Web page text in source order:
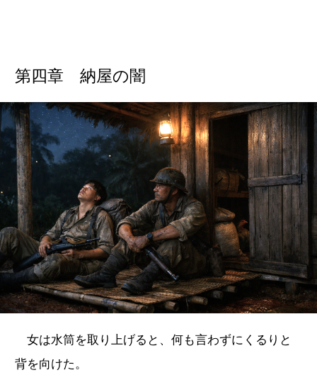
第四章 納屋の闇
女は水筒を取り上げると、何も言わずにくるりと
背を向けた。